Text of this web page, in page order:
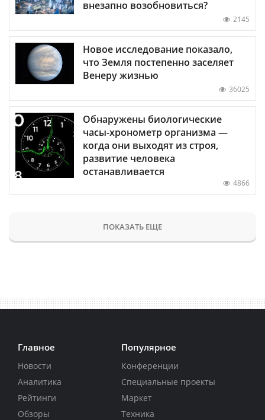
внезапно возобновиться?
2145
Новое исследование показало,
что Земля постепенно заселяет
Венеру жизнью
36025
Обнаружены биологические
часы-хронометр организма —
когда они выходят из строя,
развитие человека
останавливается
4866
ПОКАЗАТЬ ЕЩЕ
Главное
Новости
Аналитика
Рейтинги
Обзоры
Популярное
Конференции
Специальные проекты
Маркет
Техника